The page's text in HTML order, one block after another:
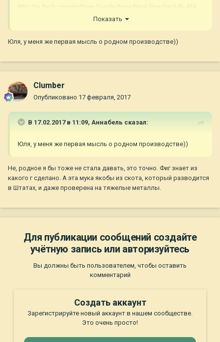
http://ru.iherb.com/pr/Now-Foods-Bone-Meal-Powder-1-lb-454-
лекарство, а добавка, это надо понимать.
Показать
Юля, у меня же первая мысль о родном производстве))
Clumber
Опубликовано 17 февраля, 2017
В 17.02.2017 в 11:09, Aннaбель сказал:
Юля, у меня же первая мысль о родном производстве))
Не, родное я бы тоже не стала давать, это точно. Фиг знает из
какого г сделано. А эта мука якобы из скота, который разводится
в Штатах, и даже проверена на тяжелые металлы.
Для публикации сообщений создайте
учётную запись или авторизуйтесь
Вы должны быть пользователем, чтобы оставить
комментарий
Создать аккаунт
Зарегистрируйте новый аккаунт в нашем сообществе.
Это очень просто!